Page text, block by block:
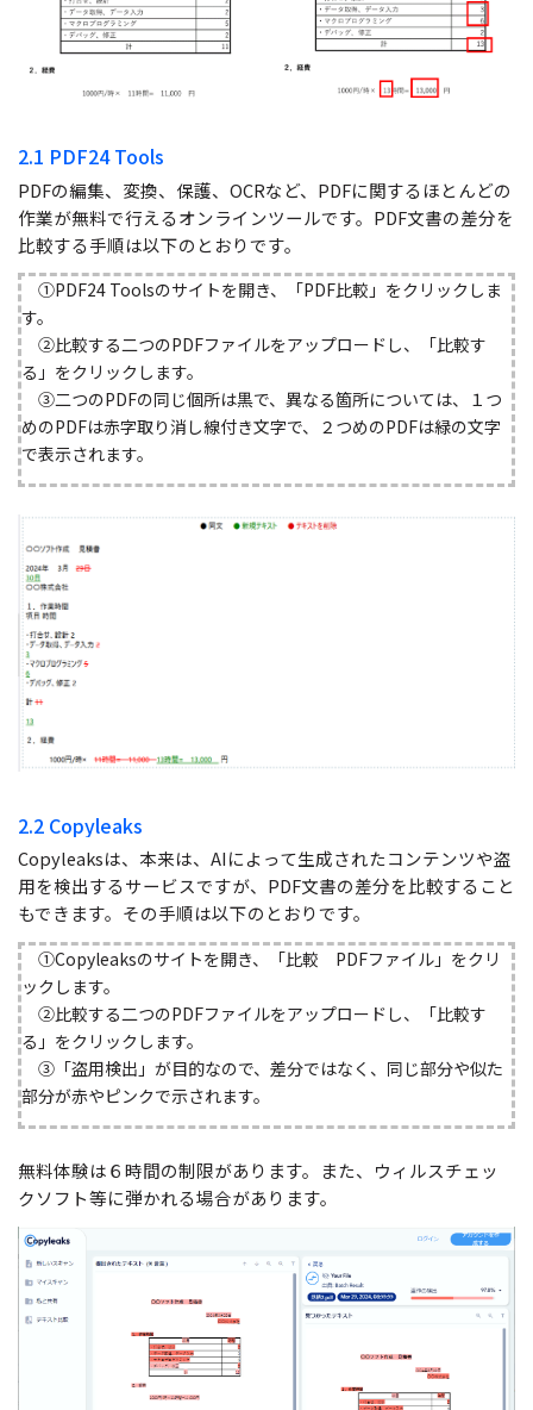
2.1 PDF24 Tools
PDFの編集、変換、保護、OCRなど、PDFに関するほとんどの
作業が無料で行えるオンラインツールです。PDF文書の差分を
比較する手順は以下のとおりです。
①PDF24 Toolsのサイトを開き、「PDF比較」をクリックしま
す。
②比較する二つのPDFファイルをアップロードし、「比較す
る」をクリックします。
③二つのPDFの同じ個所は黒で、異なる箇所については、１つ
めのPDFは赤字取り消し線付き文字で、２つめのPDFは緑の文字
で表示されます。
2.2 Copyleaks
Copyleaksは、本来は、AIによって生成されたコンテンツや盗
用を検出するサービスですが、PDF文書の差分を比較すること
もできます。その手順は以下のとおりです。
①Copyleaksのサイトを開き、「比較 PDFファイル」をクリ
ックします。
②比較する二つのPDFファイルをアップロードし、「比較す
る」をクリックします。
③「盗用検出」が目的なので、差分ではなく、同じ部分や似た
部分が赤やピンクで示されます。
無料体験は６時間の制限があります。また、ウィルスチェッ
クソフト等に弾かれる場合があります。